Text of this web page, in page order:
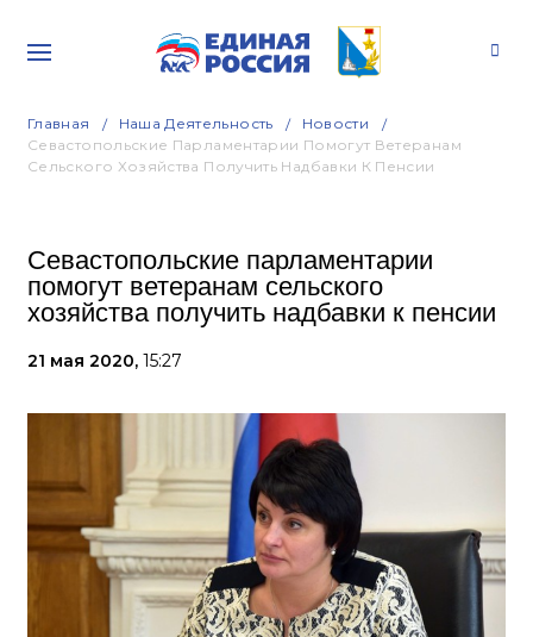
Главная Наша Деятельность
Новости
Севастопольские Парламентарии Помогут Ветеранам
Сельского Хозяйства Получить Надбавки К Пенсии
Севастопольские парламентарии
помогут ветеранам сельского
хозяйства получить надбавки к пенсии
21 мая 2020, 15:27